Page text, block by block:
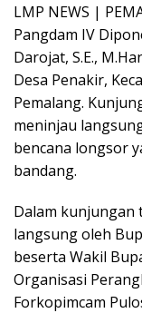
LMP NEWS |
Pangdam IV
Darojat, S.E.,
Desa Penakir,
Pemalang.
meninjau
bencana longsor
bandang.
Dalam kunjungan
langsung oleh
beserta Wakil
Organisasi
Forkopimcam